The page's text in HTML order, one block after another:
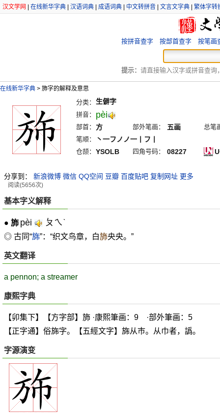
汉文学网 在线新华字典 汉语词典 成语词典 中文转拼音 文言文字典 繁体字转
按拼音查字 按部首查字 按笔画
提示： 请直接输入汉字或拼音查询
在线新华字典 > 斾字的解释及意思
分类： 生僻字
拼音： pèi
部首： 方 部外笔画： 五画
总笔
笔顺：
丶一フノノ一丨フ丨
仓颉： YSOLB 四角号码： 08227
分享到： 新浪微博 微信 QQ空间 豆瓣 百度贴吧 复制网址 更多
阅读(5656次)
基本字义解释
● 斾 pèi ㄆㄟˋ
◎ 古同“旆”：“织文鸟章，白斾央央。”
英文翻译
a pennon; a streamer
康熙字典
【卯集下】【方字部】斾 ·康熙筆画：9 ·部外筆画：5
【正字通】俗旆字。【五經文字】旆从巿。从巾者，譌。
字源演变